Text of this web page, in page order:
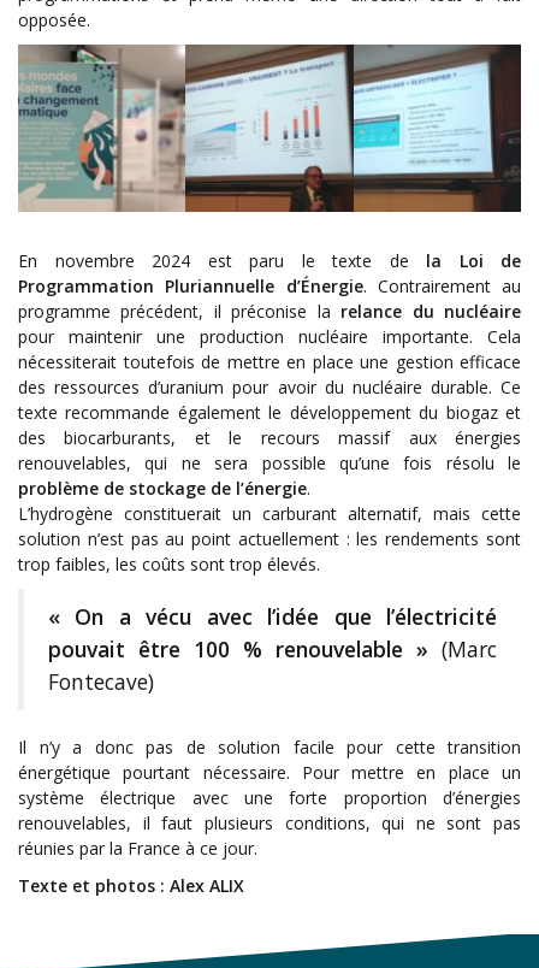
opposée.
En novembre 2024 est paru le texte de la Loi de
Programmation Pluriannuelle d’Énergie. Contrairement au
programme précédent, il préconise la relance du nucléaire
pour maintenir une production nucléaire importante. Cela
nécessiterait toutefois de mettre en place une gestion efficace
des ressources d’uranium pour avoir du nucléaire durable. Ce
texte recommande également le développement du biogaz et
des biocarburants, et le recours massif aux énergies
renouvelables, qui ne sera possible qu’une fois résolu le
problème de stockage de l’énergie.
L’hydrogène constituerait un carburant alternatif, mais cette
solution n’est pas au point actuellement : les rendements sont
trop faibles, les coûts sont trop élevés.
« On a vécu avec l’idée que l’électricité
pouvait être 100 % renouvelable » (Marc
Fontecave)
Il n’y a donc pas de solution facile pour cette transition
énergétique pourtant nécessaire. Pour mettre en place un
système électrique avec une forte proportion d’énergies
renouvelables, il faut plusieurs conditions, qui ne sont pas
réunies par la France à ce jour.
Texte et photos : Alex ALIX